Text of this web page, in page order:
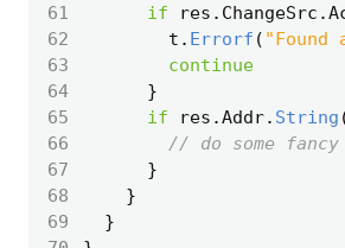
61
if res . ChangeSrc .
62
t . Errorf (
63
continue
64
}
65
if res .Addr. String
66
// do some
67
}
68
}
69
}